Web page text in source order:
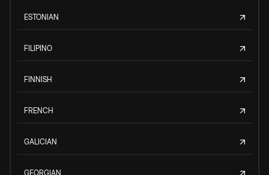
ESTONIAN
FILIPINO
FINNISH
FRENCH
GALICIAN
GEORGIAN